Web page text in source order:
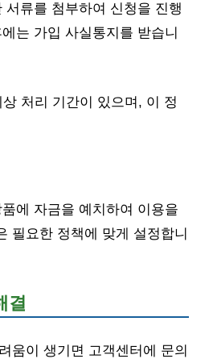
서류를 첨부하여 신청을 진행
는 가입 사실통지를 받습니
처리 기간이 있으며, 이 정
에 자금을 예치하여 이용을
필요한 정책에 맞게 설정합니
결
움이 생기면 고객센터에 문의